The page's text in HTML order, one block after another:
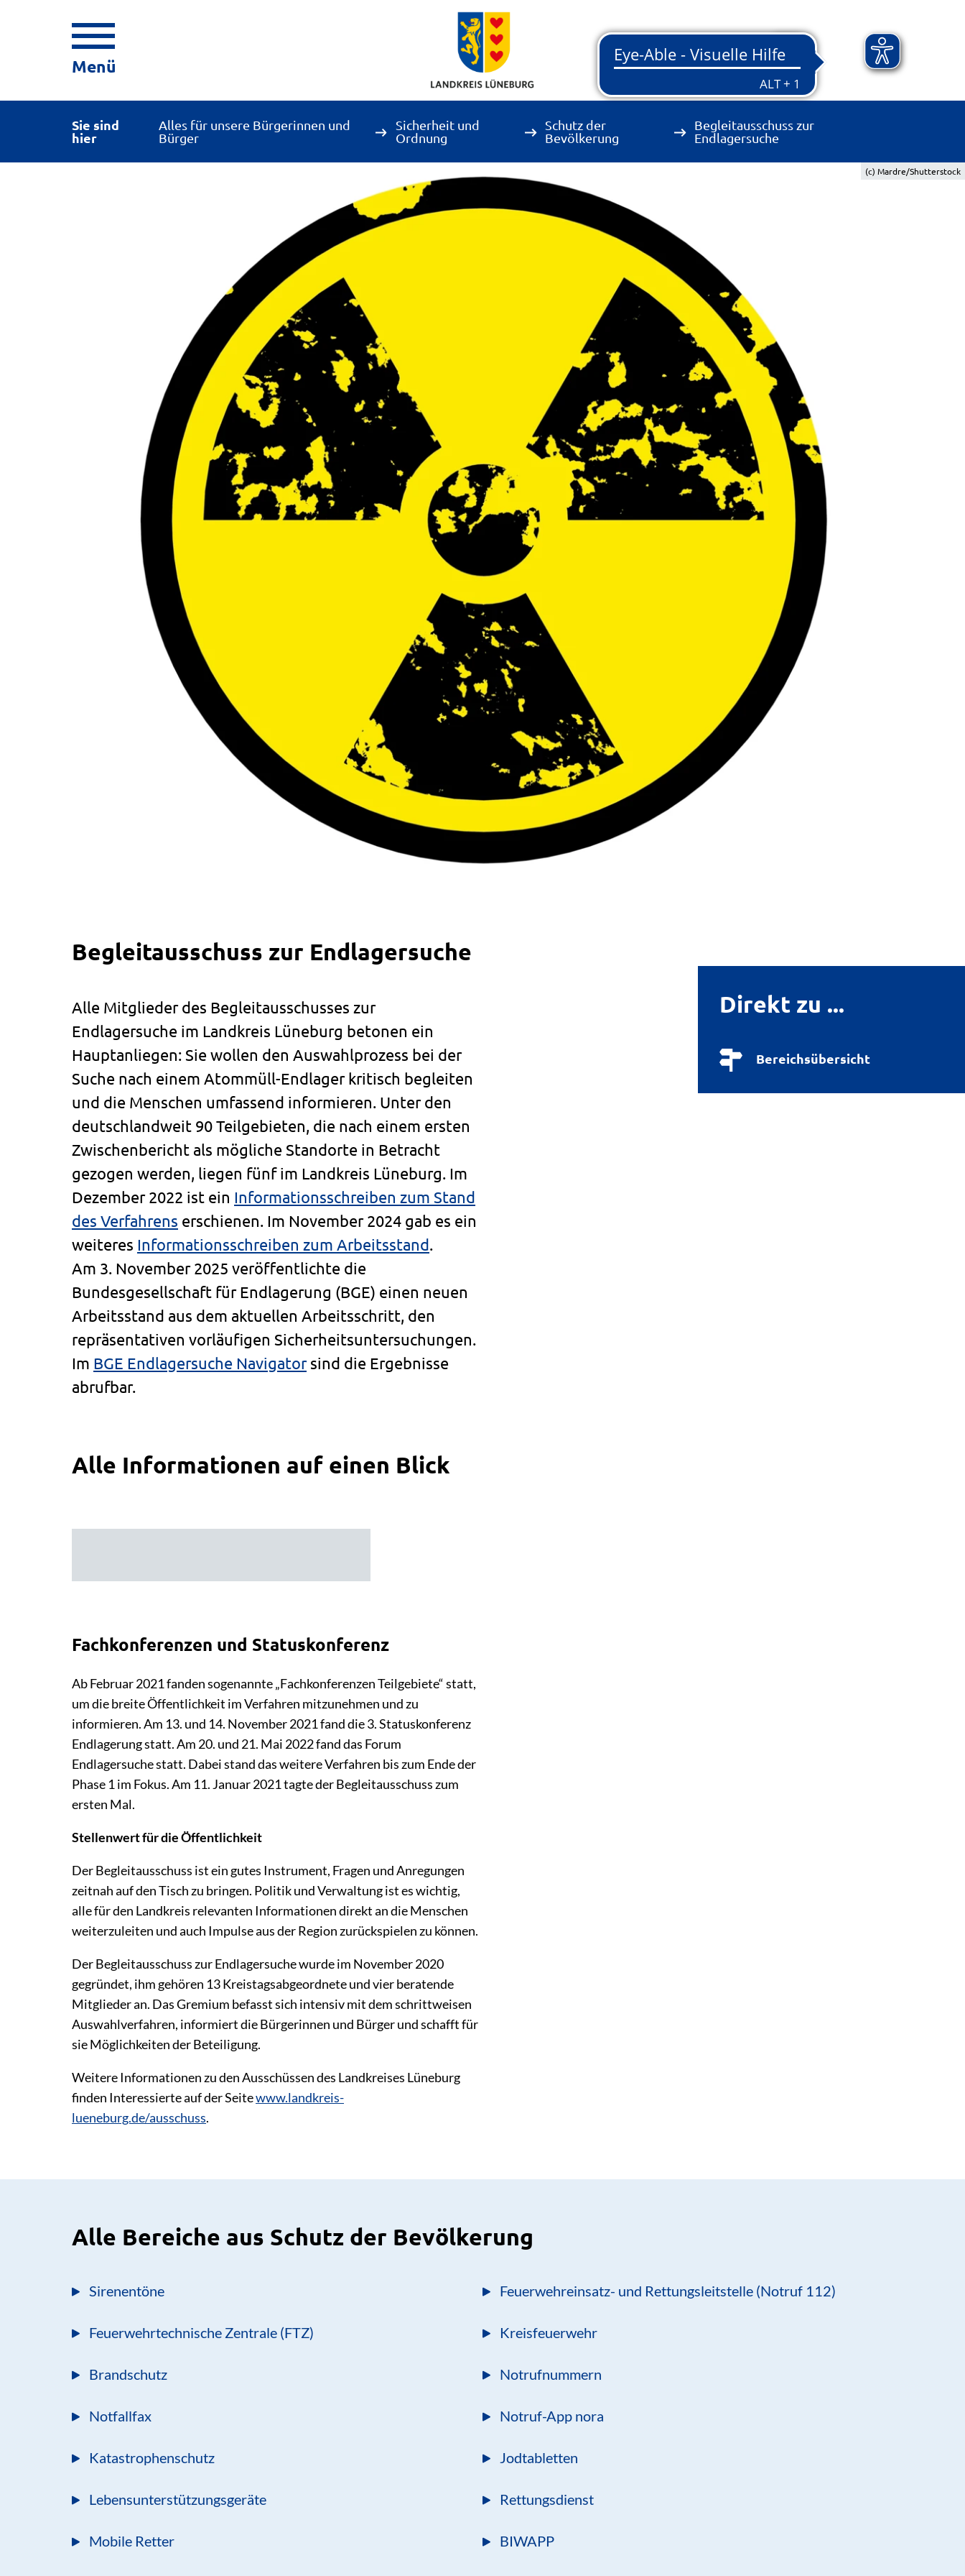
Menü
Sie sind
hier
Alles für unsere Bürgerinnen und
Bürger
Sicherheit und
Ordnung
Schutz der
Bevölkerung
Begleitausschuss zur
Endlagersuche
(c) Mardre/Shutterstock
Direkt zu ...
Bereichsübersicht
Begleitausschuss zur Endlagersuche
Alle Mitglieder des Begleitausschusses zur
Endlagersuche im Landkreis Lüneburg betonen ein
Hauptanliegen: Sie wollen den Auswahlprozess bei der
Suche nach einem Atommüll-Endlager kritisch begleiten
und die Menschen umfassend informieren. Unter den
deutschlandweit 90 Teilgebieten, die nach einem ersten
Zwischenbericht als mögliche Standorte in Betracht
gezogen werden, liegen fünf im Landkreis Lüneburg. Im
Dezember 2022 ist ein Informationsschreiben zum Stand
des Verfahrens erschienen. Im November 2024 gab es ein
weiteres Informationsschreiben zum Arbeitsstand.
Am 3. November 2025 veröffentlichte die
Bundesgesellschaft für Endlagerung (BGE) einen neuen
Arbeitsstand aus dem aktuellen Arbeitsschritt, den
repräsentativen vorläufigen Sicherheitsuntersuchungen.
Im BGE Endlagersuche Navigatorsind die Ergebnisse
abrufbar.
Alle Informationen auf einen Blick
Fachkonferenzen und Statuskonferenz
Ab Februar 2021 fanden sogenannte „Fachkonferenzen Teilgebiete“ statt,
um die breite Öffentlichkeit im Verfahren mitzunehmen und zu
informieren. Am 13. und 14. November 2021 fand die 3. Statuskonferenz
Endlagerung statt. Am 20. und 21. Mai 2022 fand das Forum
Endlagersuche statt. Dabei stand das weitere Verfahren bis zum Ende der
Phase 1 im Fokus. Am 11. Januar 2021 tagte der Begleitausschuss zum
ersten Mal.
Stellenwert für die Öffentlichkeit
Der Begleitausschuss ist ein gutes Instrument, Fragen und Anregungen
zeitnah auf den Tisch zu bringen. Politik und Verwaltung ist es wichtig,
alle für den Landkreis relevanten Informationen direkt an die Menschen
weiterzuleiten und auch Impulse aus der Region zurückspielen zu können.
Der Begleitausschuss zur Endlagersuche wurde im November 2020
gegründet, ihm gehören 13 Kreistagsabgeordnete und vier beratende
Mitglieder an. Das Gremium befasst sich intensiv mit dem schrittweisen
Auswahlverfahren, informiert die Bürgerinnen und Bürger und schafft für
sie Möglichkeiten der Beteiligung.
Weitere Informationen zu den Ausschüssen des Landkreises Lüneburg
finden Interessierte auf der Seitewww.landkreis-
lueneburg.de/ausschuss.
Alle Bereiche aus Schutz der Bevölkerung
Sirenentöne Feuerwehreinsatz- und Rettungsleitstelle (Notruf 112)
Feuerwehrtechnische Zentrale (FTZ) Kreisfeuerwehr
Brandschutz Notrufnummern
Notfallfax Notruf-App nora
Katastrophenschutz Jodtabletten
Lebensunterstützungsgeräte Rettungsdienst
Mobile Retter BIWAPP